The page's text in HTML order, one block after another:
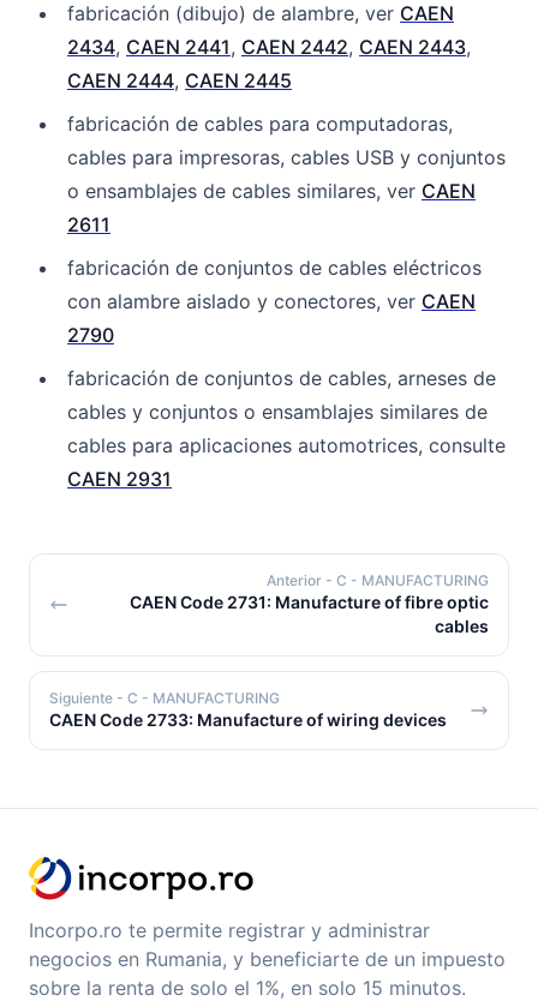
fabricación (dibujo) de alambre, ver CAEN
2434, CAEN 2441, CAEN 2442, CAEN 2443,
CAEN 2444, CAEN 2445
fabricación de cables para computadoras,
cables para impresoras, cables USB y conjuntos
o ensamblajes de cables similares, ver CAEN
2611
fabricación de conjuntos de cables eléctricos
con alambre aislado y conectores, ver CAEN
2790
fabricación de conjuntos de cables, arneses de
cables y conjuntos o ensamblajes similares de
cables para aplicaciones automotrices, consulte
CAEN 2931
Anterior - C - MANUFACTURING
CAEN Code 2731: Manufacture of fibre optic
cables
Siguiente - C - MANUFACTURING
CAEN Code 2733: Manufacture of wiring devices
Incorpo.ro te permite registrar y administrar
negocios en Rumania, y beneficiarte de un impuesto
sobre la renta de solo el 1%, en solo 15 minutos.